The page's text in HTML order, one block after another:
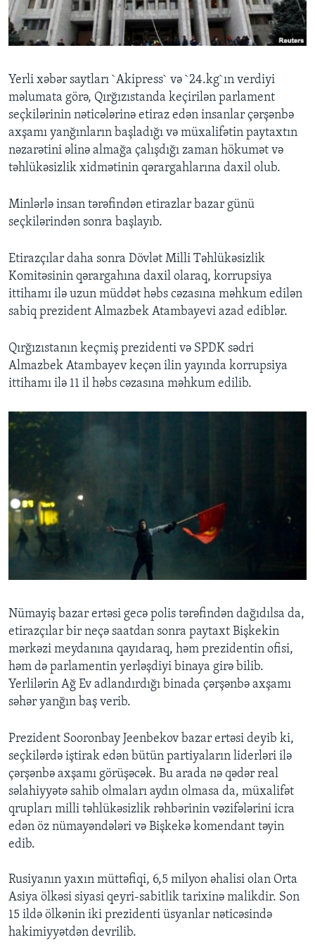
BIZI IZLƏYIN
Dillər
Yerli xəbər saytları `Akipress` və `24.kg`ın verdiyi
məlumata görə, Qırğızıstanda keçirilən parlament
seçkilərinin nəticələrinə etiraz edən insanlar çərşənbə
axşamı yanğınların başladığı və müxalifətin paytaxtın
nəzarətini əlinə almağa çalışdığı zaman hökumət və
təhlükəsizlik xidmətinin qərargahlarına daxil olub.
Minlərlə insan tərəfindən etirazlar bazar günü
seçkilərindən sonra başlayıb.
Etirazçılar daha sonra Dövlət Milli Təhlükəsizlik
Komitəsinin qərargahına daxil olaraq, korrupsiya
ittihamı ilə uzun müddət həbs cəzasına məhkum edilən
sabiq prezident Almazbek Atambayevi azad ediblər.
Qırğızıstanın keçmiş prezidenti və SPDK sədri
Almazbek Atambayev keçən ilin yayında korrupsiya
ittihamı ilə 11 il həbs cəzasına məhkum edilib.
Nümayiş bazar ertəsi gecə polis tərəfindən dağıdılsa da,
etirazçılar bir neçə saatdan sonra paytaxt Bişkekin
mərkəzi meydanına qayıdaraq, həm prezidentin ofisi,
həm də parlamentin yerləşdiyi binaya girə bilib.
Yerlilərin Ağ Ev adlandırdığı binada çərşənbə axşamı
səhər yanğın baş verib.
Prezident Sooronbay Jeenbekov bazar ertəsi deyib ki,
seçkilərdə iştirak edən bütün partiyaların liderləri ilə
çərşənbə axşamı görüşəcək. Bu arada nə qədər real
səlahiyyətə sahib olmaları aydın olmasa da, müxalifət
qrupları milli təhlükəsizlik rəhbərinin vəzifələrini icra
edən öz nümayəndələri və Bişkekə komendant təyin
edib.
Rusiyanın yaxın müttəfiqi, 6,5 milyon əhalisi olan Orta
Asiya ölkəsi siyasi qeyri-sabitlik tarixinə malikdir. Son
15 ildə ölkənin iki prezidenti üsyanlar nəticəsində
hakimiyyətdən devrilib.